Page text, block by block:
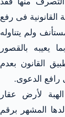
القانونية فى رفع
ولم يتناوله
يعيبه بالقصور
القانون بعدم
رافع الدعوى.
لأرض عقار
المشهر برقم